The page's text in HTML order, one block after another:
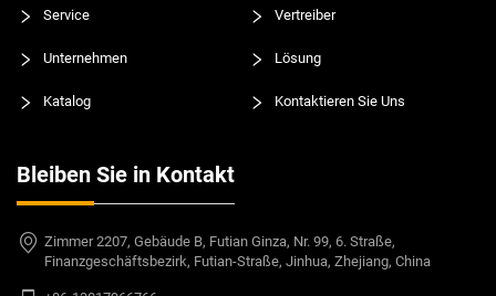
Service Vertreiber
Unternehmen Lösung
Katalog Kontaktieren Sie Uns
Bleiben Sie in Kontakt
Zimmer 2207, Gebäude B, Futian Ginza, Nr. 99, 6. Straße,
Finanzgeschäftsbezirk, Futian-Straße, Jinhua, Zhejiang, China